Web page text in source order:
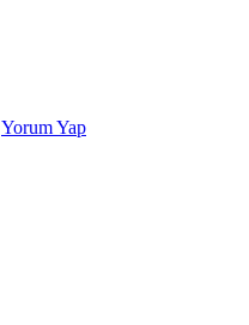
Yorum Yap